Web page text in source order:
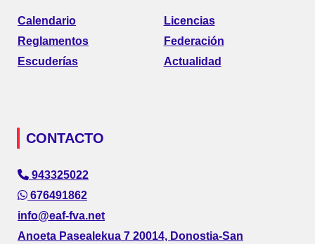
Calendario
Reglamentos
Escuderías
Licencias
Federación
Actualidad
CONTACTO
943325022
676491862
info@eaf-fva.net
Anoeta Pasealekua 7 20014, Donostia-San